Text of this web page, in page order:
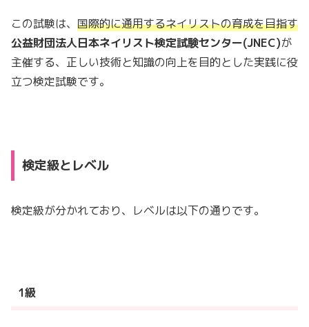
この試験は、 国際的に通用するネイリストの育成を目指す
公益財団法人日本ネイリスト検定試験センター(JNEC)が
主催する、正しい技術と知識の向上を目的とした実践に役
立つ検定試験です。
検定級とレベル
検定級が分かれており、レベルは以下の通りです。
1級